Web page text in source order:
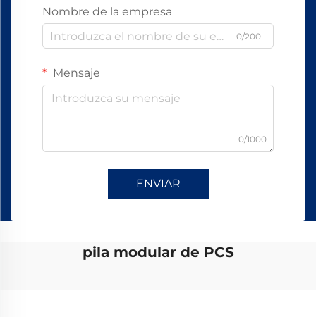
Nombre de la empresa
0/200
Mensaje
0/1000
ENVIAR
pila modular de PCS